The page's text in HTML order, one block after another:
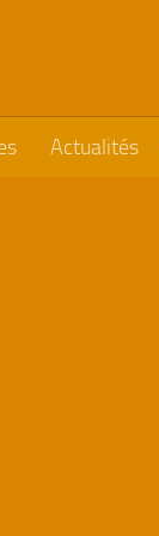
Actualités